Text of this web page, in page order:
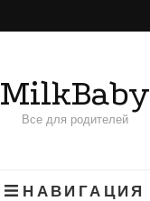
MilkBaby
Все для родителей
НАВИГАЦИЯ